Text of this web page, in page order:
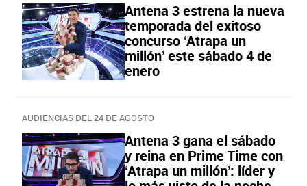
Antena 3 estrena la nueva
temporada del exitoso
concurso ‘Atrapa un
millón’ este sábado 4 de
enero
AUDIENCIAS DEL 24 DE AGOSTO
Antena 3 gana el sábado
y reina en Prime Time con
‘Atrapa un millón’: líder y